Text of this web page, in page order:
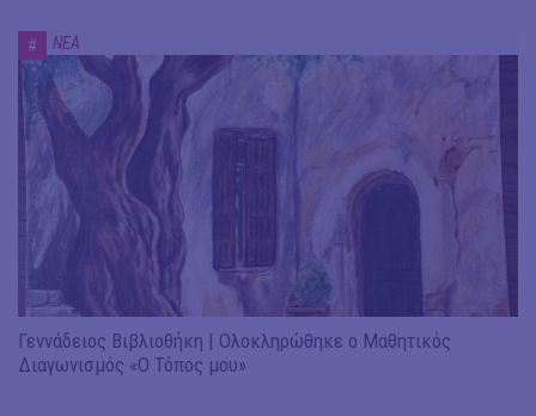
# ΝΕΑ
Γεννάδειος Βιβλιοθήκη | Ολοκληρώθηκε ο Μαθητικός
Διαγωνισμός «Ο Τόπος μου»